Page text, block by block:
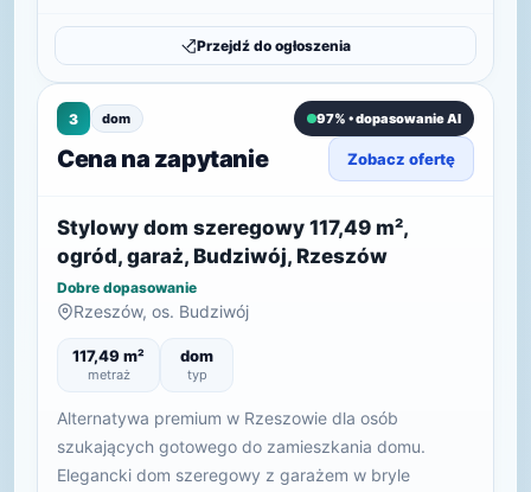
Przejdź do ogłoszenia
3 dom 97% • dopasowanie AI
Cena na zapytanie Zobacz ofertę
Stylowy dom szeregowy 117,49 m²,
ogród, garaż, Budziwój, Rzeszów
Dobre dopasowanie
Rzeszów, os. Budziwój
117,49 m²
metraż
dom
typ
Alternatywa premium w Rzeszowie dla osób
szukających gotowego do zamieszkania domu.
Elegancki dom szeregowy z garażem w bryle